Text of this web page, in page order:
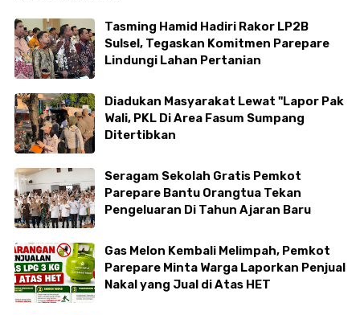
Tasming Hamid Hadiri Rakor LP2B
Sulsel, Tegaskan Komitmen Parepare
Lindungi Lahan Pertanian
Diadukan Masyarakat Lewat "Lapor Pak
Wali, PKL Di Area Fasum Sumpang
Ditertibkan
Seragam Sekolah Gratis Pemkot
Parepare Bantu Orangtua Tekan
Pengeluaran Di Tahun Ajaran Baru
Gas Melon Kembali Melimpah, Pemkot
Parepare Minta Warga Laporkan Penjual
Nakal yang Jual di Atas HET